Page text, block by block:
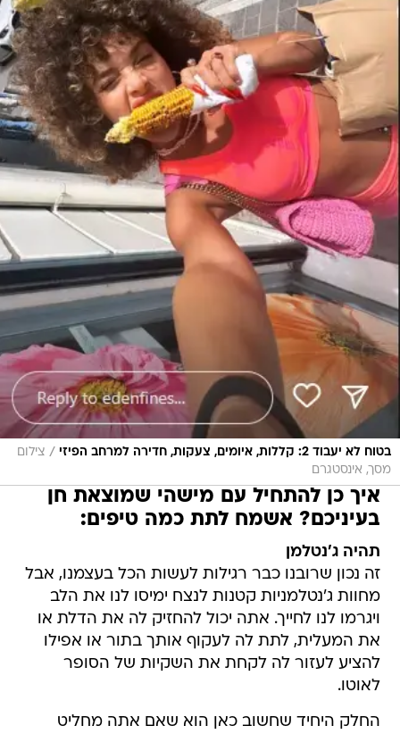
בטוח לא יעבוד 2: קללות, איומים, צעקות, חדירה למרחב הפיזי / צילום
מסך, אינסטגרם
איך כן להתחיל עם מישהי שמוצאת חן
בעיניכם? אשמח לתת כמה טיפים:
תהיה ג'נטלמן
זה נכון שרובנו כבר רגילות לעשות הכל בעצמנו, אבל
מחוות ג'נטלמניות קטנות לנצח ימיסו לנו את הלב
ויגרמו לנו לחייך. אתה יכול להחזיק לה את הדלת או
את המעלית, לתת לה לעקוף אותך בתור או אפילו
להציע לעזור לה לקחת את השקיות של הסופר
לאוטו.
החלק היחיד שחשוב כאן הוא שאם אתה מחליט